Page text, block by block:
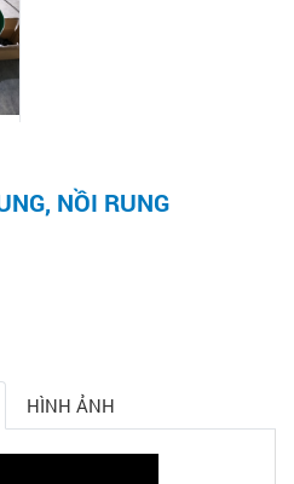
NỒI RUNG
HÌNH ẢNH